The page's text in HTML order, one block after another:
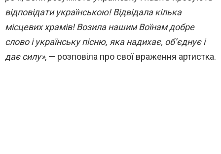
відповідати українською! Відвідала кілька
місцевих храмів! Возила нашим Воїнам добре
слово і українську пісню, яка надихає, об’єднує і
дає силу», — розповіла про свої враження артистка.